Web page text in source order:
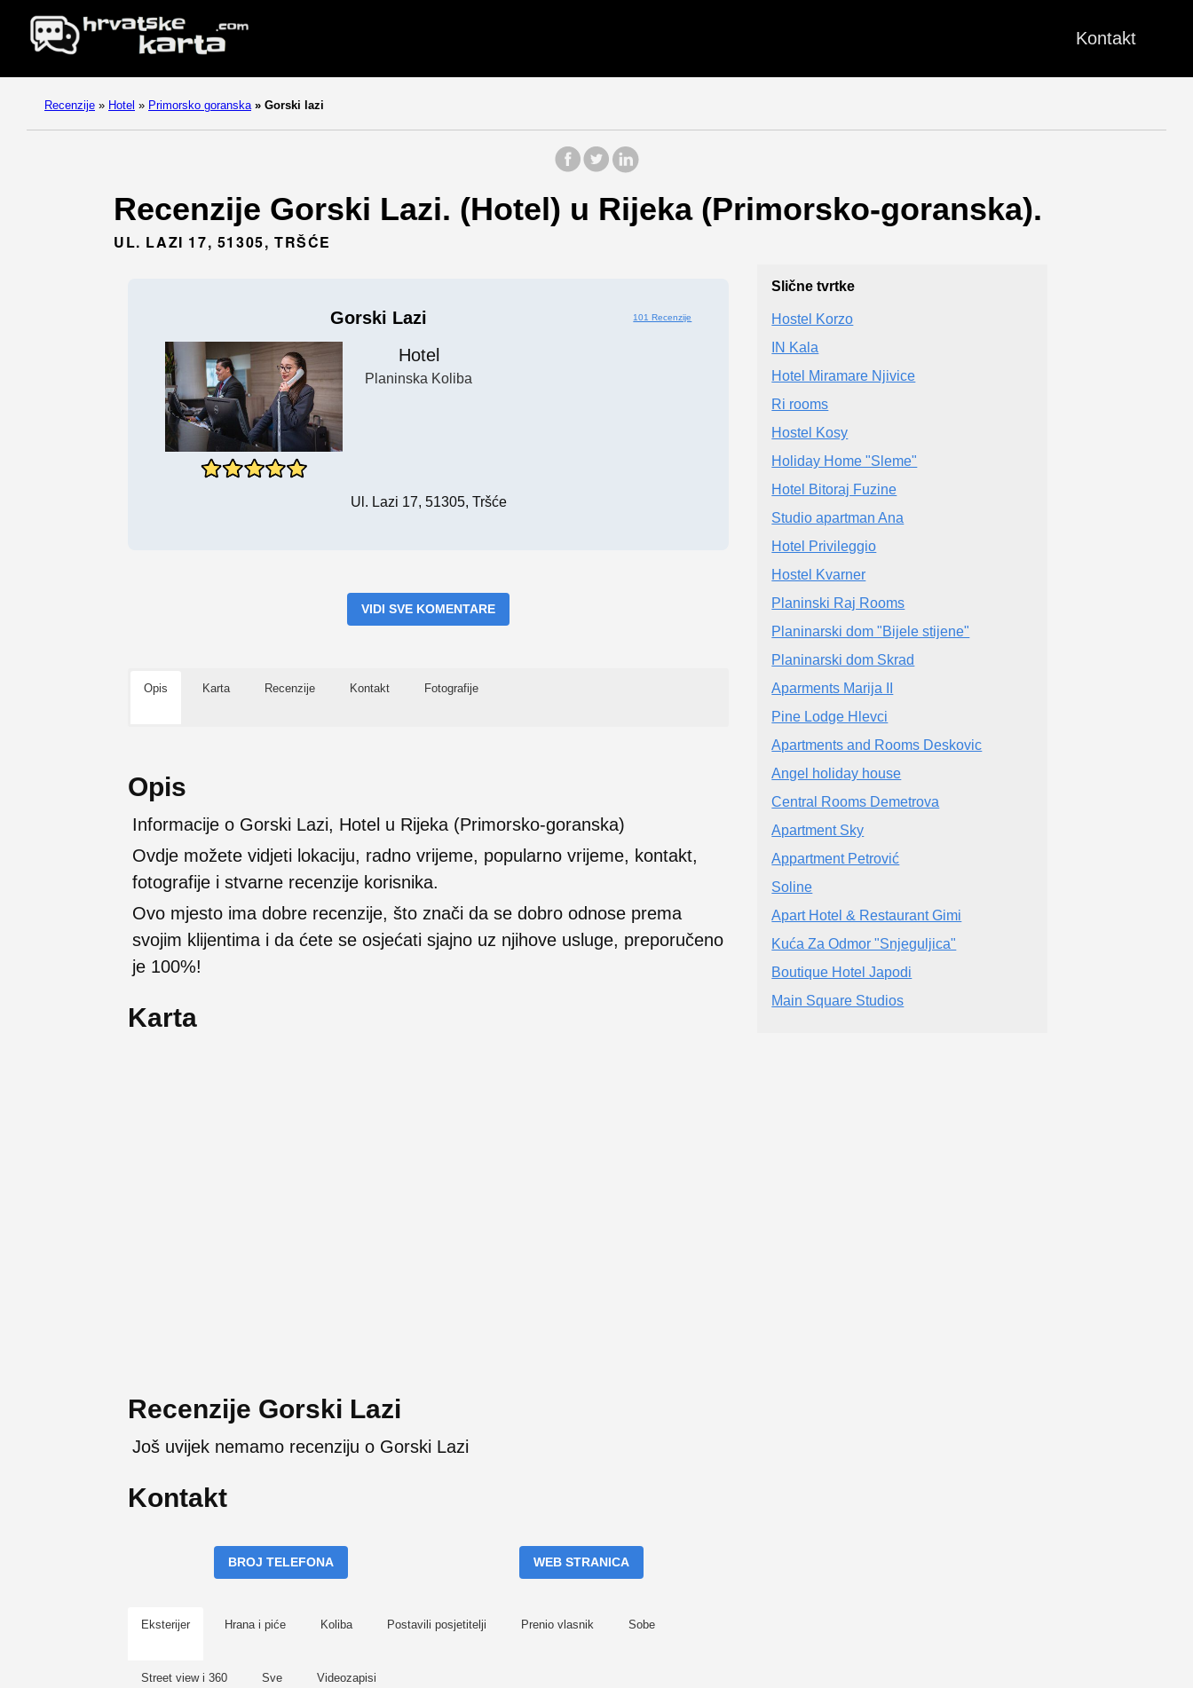
Kontakt
Recenzije » Hotel » Primorsko goranska » Gorski lazi
Recenzije Gorski Lazi. (Hotel) u Rijeka (Primorsko-goranska).
UL. LAZI 17, 51305, TRŠĆE
Gorski Lazi 101 Recenzije
Hotel
Planinska Koliba
Ul. Lazi 17, 51305, Tršće
VIDI SVE KOMENTARE
Opis Karta Recenzije Kontakt Fotografije
Opis
Informacije o Gorski Lazi, Hotel u Rijeka (Primorsko-goranska)
Ovdje možete vidjeti lokaciju, radno vrijeme, popularno vrijeme, kontakt,
fotografije i stvarne recenzije korisnika.
Ovo mjesto ima dobre recenzije, što znači da se dobro odnose prema
svojim klijentima i da ćete se osjećati sjajno uz njihove usluge, preporučeno
je 100%!
Karta
Recenzije Gorski Lazi
Još uvijek nemamo recenziju o Gorski Lazi
Kontakt
BROJ TELEFONA WEB STRANICA
Eksterijer Hrana i piće Koliba Postavili posjetitelji Prenio vlasnik Sobe
Street view i 360 Sve Videozapisi
Slične tvrtke
Hostel Korzo
IN Kala
Hotel Miramare Njivice
Ri rooms
Hostel Kosy
Holiday Home "Sleme"
Hotel Bitoraj Fuzine
Studio apartman Ana
Hotel Privileggio
Hostel Kvarner
Planinski Raj Rooms
Planinarski dom "Bijele stijene"
Planinarski dom Skrad
Aparments Marija II
Pine Lodge Hlevci
Apartments and Rooms Deskovic
Angel holiday house
Central Rooms Demetrova
Apartment Sky
Appartment Petrović
Soline
Apart Hotel & Restaurant Gimi
Kuća Za Odmor "Snjeguljica"
Boutique Hotel Japodi
Main Square Studios